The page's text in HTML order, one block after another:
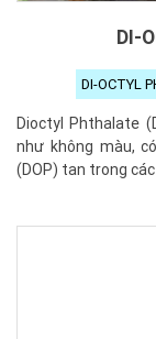
DI-
DI-OCTYL
Dioctyl Phthalate
như không màu,
(DOP) tan trong